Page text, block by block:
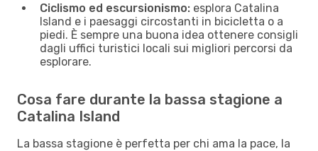
Ciclismo ed escursionismo: esplora Catalina
Island e i paesaggi circostanti in bicicletta o a
piedi. È sempre una buona idea ottenere consigli
dagli uffici turistici locali sui migliori percorsi da
esplorare.
Cosa fare durante la bassa stagione a
Catalina Island
La bassa stagione è perfetta per chi ama la pace, la